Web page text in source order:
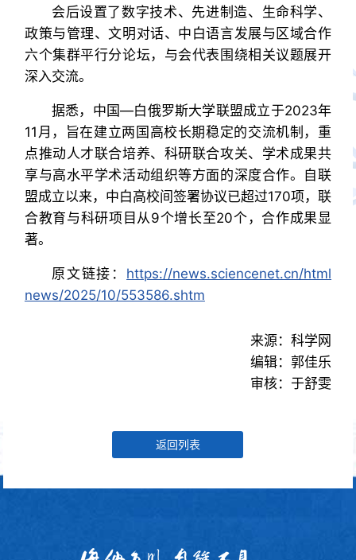
会后设置了数字技术、先进制造、生命科学、
政策与管理、文明对话、中白语言发展与区域合作
六个集群平行分论坛，与会代表围绕相关议题展开
深入交流。
据悉，中国—白俄罗斯大学联盟成立于2023年
11月，旨在建立两国高校长期稳定的交流机制，重
点推动人才联合培养、科研联合攻关、学术成果共
享与高水平学术活动组织等方面的深度合作。自联
盟成立以来，中白高校间签署协议已超过170项，联
合教育与科研项目从9个增长至20个，合作成果显
著。
原文链接： https://news.sciencenet.cn/html
news/2025/10/553586.shtm
来源：科学网
编辑：郭佳乐
审核：于舒雯
返回列表